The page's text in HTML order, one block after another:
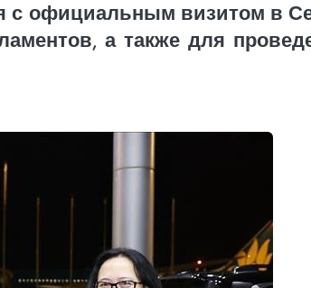
с официальным визитом в
а также для